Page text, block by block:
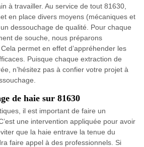
à travailler. Au service de tout 81630,
en place divers moyens (mécaniques et
dessouchage de qualité. Pour chaque
de souche, nous préparons
permet en effet d’appréhender les
Puisque chaque extraction de
n’hésitez pas à confier votre projet à
de haie sur 81630
il est important de faire un
une intervention appliquée pour avoir
que la haie entrave la tenue du
faire appel à des professionnels. Si